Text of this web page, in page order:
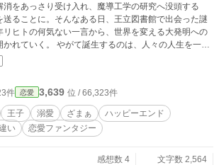
消をあっさり受け入れ、魔導工学の研究へ没頭する
送ることに。そんなある日、王立図書館で出会った謎
リヒトの何気ない一言から、世界を変える大発明への
やがて誕生するのは、人々の人生を一変
ズ」。 見た目や噂だけで彼女を切り捨てた
が後悔する頃、エレノアの隣には、最初から彼女の価
ていた人物がいた――。 天然研究者令嬢が恋も夢
み取る、ほのぼのラブコメファンタジーです。
件 恋愛 3,639 位 / 66,323件
王子 溺愛 ざまぁ
ハッピーエンド
い 恋愛ファンタジー
感想数 4
文字数 2,564